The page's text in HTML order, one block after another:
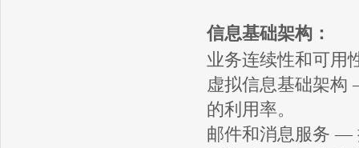
信息基础架构：
业务连续性和可用
虚拟信息基础架构
的利用率。
邮件和消息服务 —